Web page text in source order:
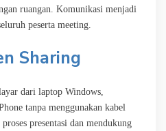
ruangan. Komunikasi menjadi
peserta meeting.
Sharing
dari laptop Windows,
tanpa menggunakan kabel
presentasi dan mendukung